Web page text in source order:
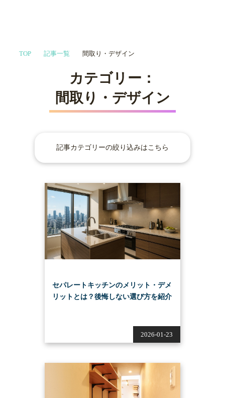
プロに相談する
TOP 記事一覧 間取り・デザイン
カテゴリー：
間取り・デザイン
記事カテゴリーの絞り込みはこちら
2026-01-23
セパレートキッチンのメリット・デメ
リットとは？後悔しない選び方を紹介